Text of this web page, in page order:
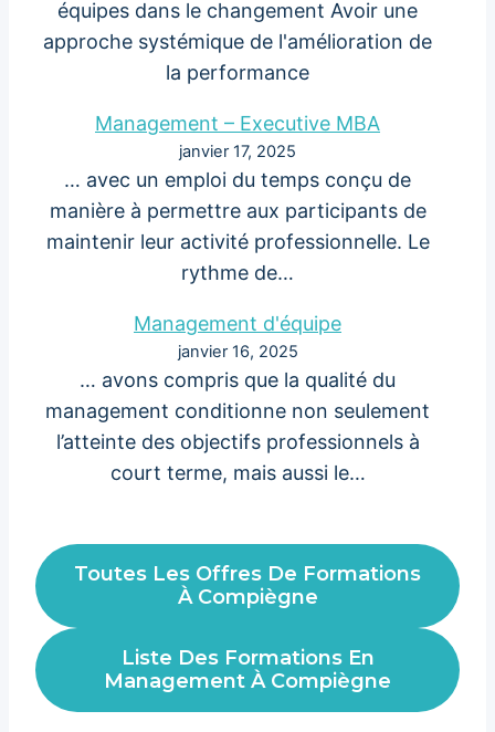
équipes dans le changement Avoir une
approche systémique de l'amélioration de
la performance
Management – Executive MBA
janvier 17, 2025
… avec un emploi du temps conçu de
manière à permettre aux participants de
maintenir leur activité professionnelle. Le
rythme de…
Management d'équipe
janvier 16, 2025
… avons compris que la qualité du
management conditionne non seulement
l’atteinte des objectifs professionnels à
court terme, mais aussi le…
Toutes Les Offres De Formations
À Compiègne
Liste Des Formations En
Management À Compiègne